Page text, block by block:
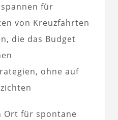
für
von Kreuzfahrten
die das Budget
ohne auf
Ort für spontane